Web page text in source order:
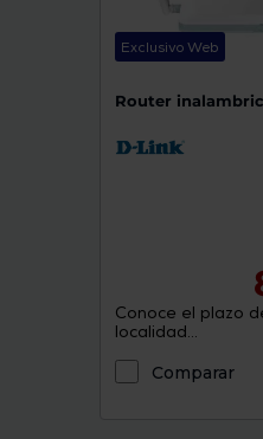
Exclusivo Web
Router
Conoce el plazo
localidad...
Comparar